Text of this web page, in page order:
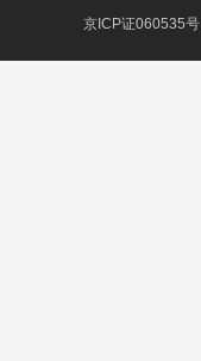
京ICP证060535号